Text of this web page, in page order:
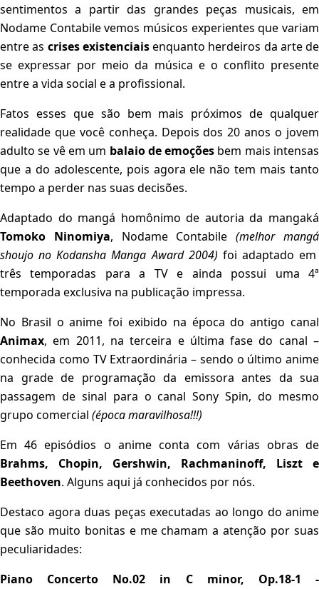
sentimentos a partir das grandes peças musicais, em
Nodame Contabile vemos músicos experientes que variam
entre as crises existenciaisenquanto herdeiros da arte de
se expressar por meio da música e o conflito presente
entre a vida social e a profissional.
Fatos esses que são bem mais próximos de qualquer
realidade que você conheça. Depois dos 20 anos o jovem
adulto se vê em um balaio de emoções bem mais intensas
que a do adolescente, pois agora ele não tem mais tanto
tempo a perder nas suas decisões.
Adaptado do mangá homônimo de autoria da mangaká
Tomoko Ninomiya, Nodame Contabile(melhor mangá
shoujo no Kodansha Manga Award 2004) foi adaptado em
três temporadas para a TV e ainda possui uma 4ª
temporada exclusiva na publicação impressa.
No Brasil o anime foi exibido na época do antigo canal
Animax, em 2011, na terceira e última fase do canal –
conhecida como TV Extraordinária – sendo o último anime
na grade de programação da emissora antes da sua
passagem de sinal para o canal Sony Spin, do mesmo
grupo comercial (época maravilhosa!!!)
Em 46 episódios o anime conta com várias obras de
Brahms, Chopin, Gershwin, Rachmaninoff, Liszt e
Beethoven. Alguns aqui já conhecidos por nós.
Destaco agora duas peças executadas ao longo do anime
que são muito bonitas e me chamam a atenção por suas
peculiaridades:
Piano Concerto No.02 in C minor, Op.18-1 -